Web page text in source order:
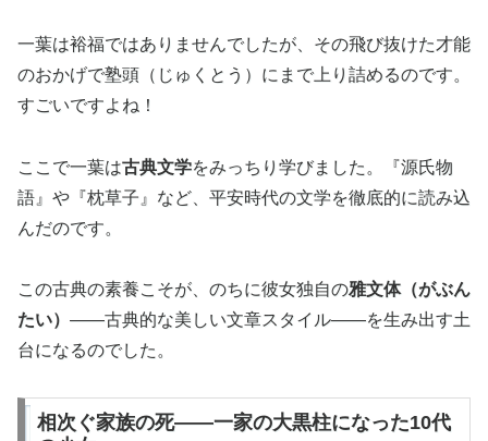
一葉は裕福ではありませんでしたが、その飛び抜けた才能
のおかげで塾頭（じゅくとう）にまで上り詰めるのです。
すごいですよね！
ここで一葉は古典文学をみっちり学びました。『源氏物
語』や『枕草子』など、平安時代の文学を徹底的に読み込
んだのです。
この古典の素養こそが、のちに彼女独自の雅文体（がぶん
たい） ——古典的な美しい文章スタイル——を生み出す土
台になるのでした。
相次ぐ家族の死——一家の大黒柱になった10代